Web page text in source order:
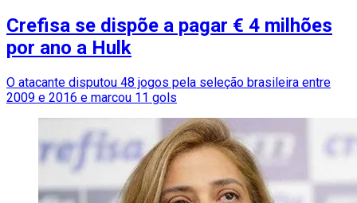
Crefisa se dispõe a pagar € 4 milhões
por ano a Hulk
O atacante disputou 48 jogos pela seleção brasileira entre
2009 e 2016 e marcou 11 gols